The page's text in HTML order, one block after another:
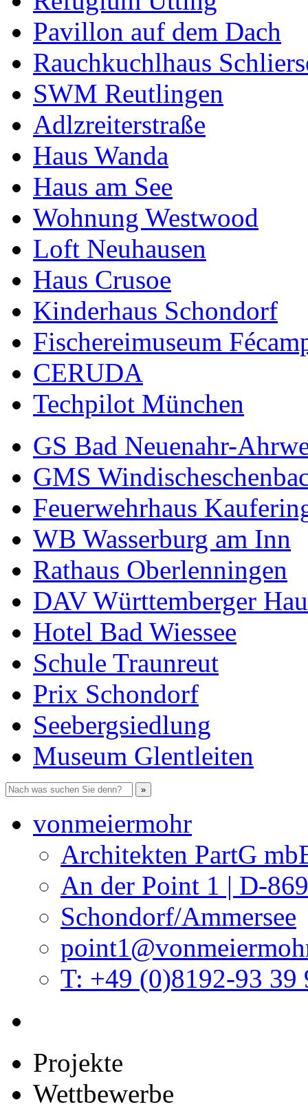
Pavillon auf dem Dach
Rauchkuchlhaus
SWM Reutlingen
Adlzreiterstraße
Haus Wanda
Haus am See
Wohnung Westwood
Loft Neuhausen
Haus Crusoe
Kinderhaus Schondorf
Fischereimuseum
CERUDA
Techpilot München
GS Bad Neuenahr-
GMS
Feuerwehrhaus
WB Wasserburg am Inn
Rathaus Oberlenningen
DAV Württemberger
Hotel Bad Wiessee
Schule Traunreut
Prix Schondorf
Seebergsiedlung
Museum Glentleiten
vonmeiermohr
Architekten PartG
An der Point 1 | D-
Schondorf/Ammersee
T: +49 (0)8192-93 39
Projekte
Wettbewerbe